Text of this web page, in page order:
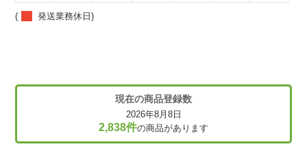
( 発送業務休日)
現在の商品登録数
2026年8月8日
2,838件の商品があります